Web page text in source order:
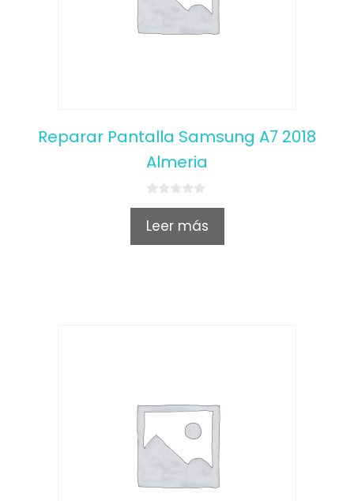
Reparar Pantalla Samsung A7 2018
Almeria
0
u
Leer más